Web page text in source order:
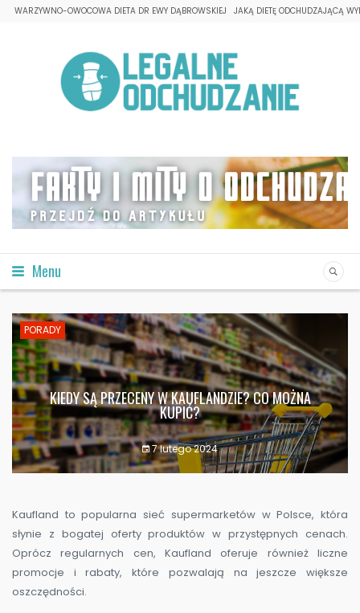
WARZYWNO-OWOCOWA DIETA DR EWY DĄBROWSKIEJ JAKĄ DIETĘ ODCHUDZAJĄCĄ
Menu
PORADY
KIEDY SĄ PRZECENY W KAUFLANDZIE? CO MOŻNA
KUPIĆ?
7 lutego 2024
Kaufland to popularna sieć supermarketów w Polsce, która
słynie z bogatej oferty produktów w przystępnych cenach.
Oprócz regularnych cen, Kaufland oferuje również liczne
promocje i rabaty, które pozwalają na jeszcze większe
oszczędności.